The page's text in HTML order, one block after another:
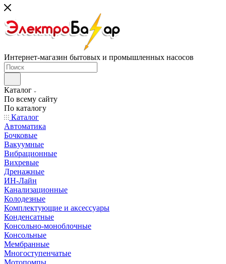
Интернет-магазин бытовых и промышленных насосов
Каталог
По всему сайту
По каталогу
Каталог
Автоматика
Бочковые
Вакуумные
Вибрационные
Вихревые
Дренажные
ИН-Лайн
Канализационные
Колодезные
Комплектующие и аксессуары
Конденсатные
Консольно-моноблочные
Консольные
Мембранные
Многоступенчатые
Мотопомпы